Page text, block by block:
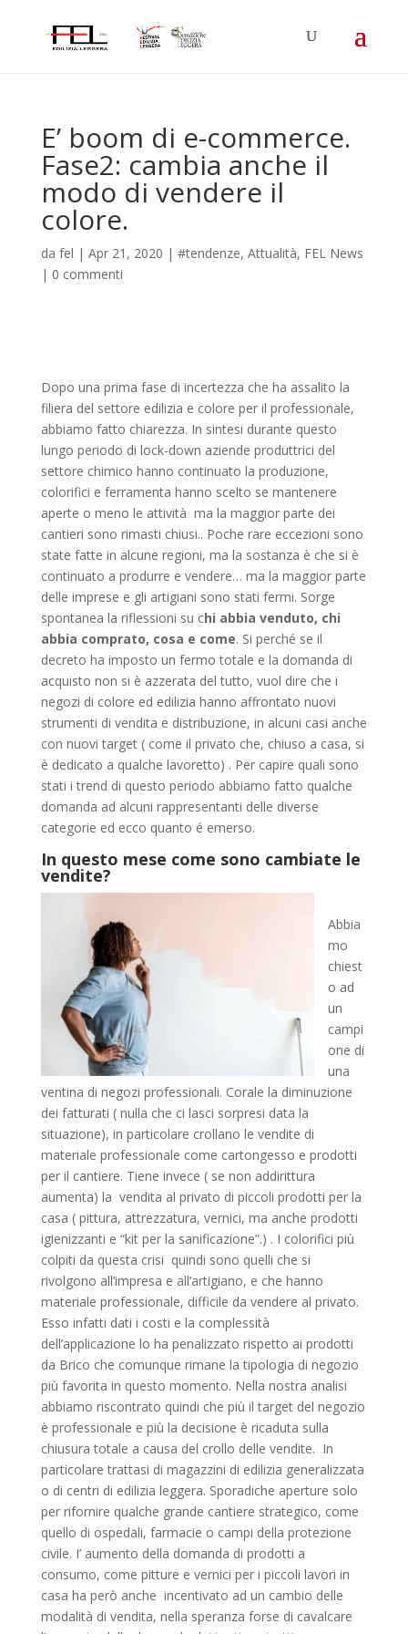
E’ boom di e-commerce.
Fase2: cambia anche il
modo di vendere il
colore.
da fel | Apr 21, 2020 | #tendenze, Attualità, FEL News
| 0 commenti
Dopo una prima fase di incertezza che ha assalito la
filiera del settore edilizia e colore per il professionale,
abbiamo fatto chiarezza. In sintesi durante questo
lungo periodo di lock-down aziende produttrici del
settore chimico hanno continuato la produzione,
colorifici e ferramenta hanno scelto se mantenere
aperte o meno le attività ma la maggior parte dei
cantieri sono rimasti chiusi.. Poche rare eccezioni sono
state fatte in alcune regioni, ma la sostanza è che si è
continuato a produrre e vendere… ma la maggior parte
delle imprese e gli artigiani sono stati fermi. Sorge
spontanea la riflessioni su chi abbia venduto, chi
abbia comprato, cosa e come. Si perché se il
decreto ha imposto un fermo totale e la domanda di
acquisto non si è azzerata del tutto, vuol dire che i
negozi di colore ed edilizia hanno affrontato nuovi
strumenti di vendita e distribuzione, in alcuni casi anche
con nuovi target ( come il privato che, chiuso a casa, si
è dedicato a qualche lavoretto) . Per capire quali sono
stati i trend di questo periodo abbiamo fatto qualche
domanda ad alcuni rappresentanti delle diverse
categorie ed ecco quanto é emerso.
In questo mese come sono cambiate le
vendite?
Abbia
mo
chiest
o ad
un
campi
one di
una
ventina di negozi professionali. Corale la diminuzione
dei fatturati ( nulla che ci lasci sorpresi data la
situazione), in particolare crollano le vendite di
materiale professionale come cartongesso e prodotti
per il cantiere. Tiene invece ( se non addirittura
aumenta) la vendita al privato di piccoli prodotti per la
casa ( pittura, attrezzatura, vernici, ma anche prodotti
igienizzanti e “kit per la sanificazione”.) . I colorifici più
colpiti da questa crisi quindi sono quelli che si
rivolgono all’impresa e all’artigiano, e che hanno
materiale professionale, difficile da vendere al privato.
Esso infatti dati i costi e la complessità
dell’applicazione lo ha penalizzato rispetto ai prodotti
da Brico che comunque rimane la tipologia di negozio
più favorita in questo momento. Nella nostra analisi
abbiamo riscontrato quindi che più il target del negozio
è professionale e più la decisione è ricaduta sulla
chiusura totale a causa del crollo delle vendite. In
particolare trattasi di magazzini di edilizia generalizzata
o di centri di edilizia leggera. Sporadiche aperture solo
per rifornire qualche grande cantiere strategico, come
quello di ospedali, farmacie o campi della protezione
civile. I’ aumento della domanda di prodotti a
consumo, come pitture e vernici per i piccoli lavori in
casa ha però anche incentivato ad un cambio delle
modalità di vendita, nella speranza forse di cavalcare